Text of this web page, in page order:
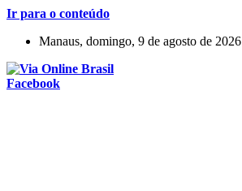
Ir para o conteúdo
Manaus, domingo, 9 de agosto de 2026
Facebook